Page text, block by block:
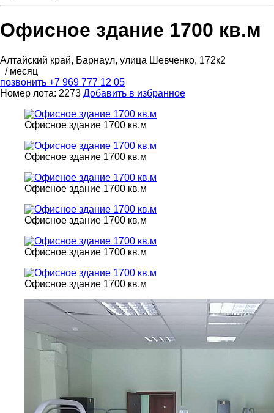
Офисное здание 1700 кв.м
Алтайский край, Барнаул, улица Шевченко, 172к2
/ месяц
позвонить +7 969 777 12 05
Номер лота: 2273 Добавить в избранное
Офисное здание 1700 кв.м
Офисное здание 1700 кв.м
Офисное здание 1700 кв.м
Офисное здание 1700 кв.м
Офисное здание 1700 кв.м
Офисное здание 1700 кв.м